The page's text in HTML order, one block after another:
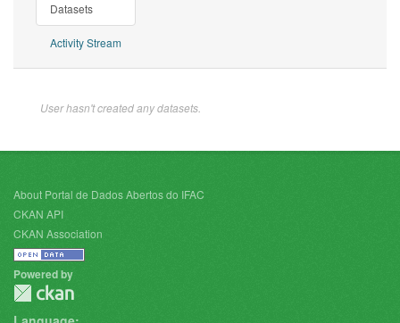
Datasets
Activity Stream
User hasn't created any datasets.
About Portal de Dados Abertos do IFAC
CKAN API
CKAN Association
Powered by